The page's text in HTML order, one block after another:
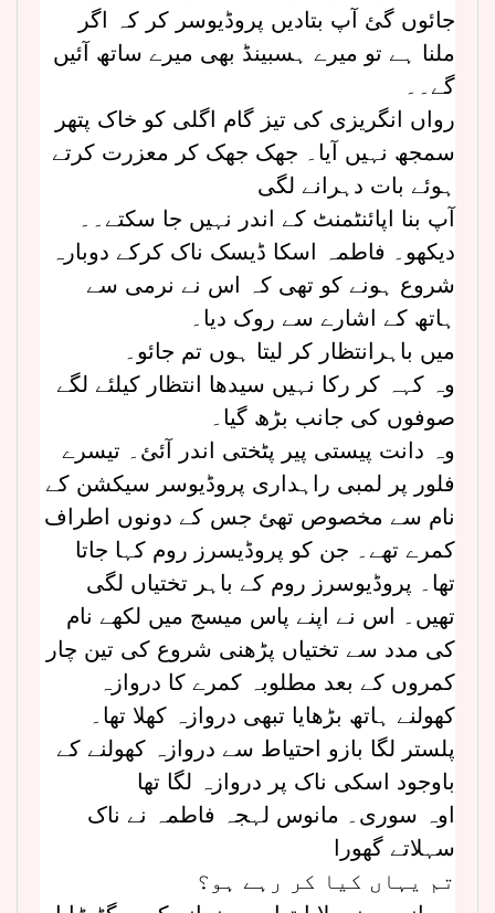
جائوں گئ آپ بتادیں پروڈیوسر کر کہ اگر
ملنا ہے تو میرے ہسبینڈ بھی میرے ساتھ آئیں
گے۔۔
رواں انگریزی کی تیز گام اگلی کو خاک پتھر
سمجھ نہیں آیا۔ جھک جھک کر معزرت کرتے
ہوئے بات دہرانے لگی
آپ بنا اپائنٹمنٹ کے اندر نہیں جا سکتے۔۔
دیکھو۔ فاطمہ اسکا ڈیسک ناک کرکے دوبارہ
شروع ہونے کو تھی کہ اس نے نرمی سے
ہاتھ کے اشارے سے روک دیا۔
میں باہرانتظار کر لیتا ہوں تم جائو۔
وہ کہہ کر رکا نہیں سیدھا انتظار کیلئے لگے
صوفوں کی جانب بڑھ گیا۔
وہ دانت پیستی پیر پٹختی اندر آئئ۔ تیسرے
فلور پر لمبی راہداری پروڈیوسر سیکشن کے
نام سے مخصوص تھئ جس کے دونوں اطراف
کمرے تھے۔ جن کو پروڈیسرز روم کہا جاتا
تھا۔ پروڈیوسرز روم کے باہر تختیاں لگی
تھیں۔ اس نے اپنے پاس میسج میں لکھے نام
کی مدد سے تختیاں پڑھنی شروع کی تین چار
کمروں کے بعد مطلوبہ کمرے کا دروازہ
کھولنے ہاتھ بڑھایا تبھی دروازہ کھلا تھا۔
پلستر لگا بازو احتیاط سے دروازہ کھولنے کے
باوجود اسکی ناک پر دروازہ لگا تھا
اوہ سوری۔ مانوس لہجہ فاطمہ نے ناک
سہلاتے گھورا
تم یہاں کیا کر رہے ہو؟